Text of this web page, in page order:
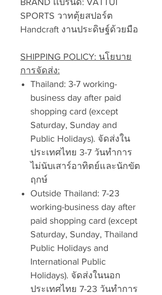
BRAND เเบรนด์: VATTUI
SPORTS วาทตุ้ยสปอร์ต
Handcraft งานประดิษฐ์ด้วยมือ
SHIPPING POLICY: นโยบาย
การจัดส่ง:
Thailand: 3-7 working-
business day after paid
shopping card (except
Saturday, Sunday and
Public Holidays). จัดส่งใน
ประเทศไทย 3-7 วันทำการ
ไม่นับเสาร์อาทิตย์และนักขัต
ฤกษ์
Outside Thailand: 7-23
working-business day after
paid shopping card (except
Saturday, Sunday, Thailand
Public Holidays and
International Public
Holidays). จัดส่งในนอก
ประเทศไทย 7-23 วันทำการ